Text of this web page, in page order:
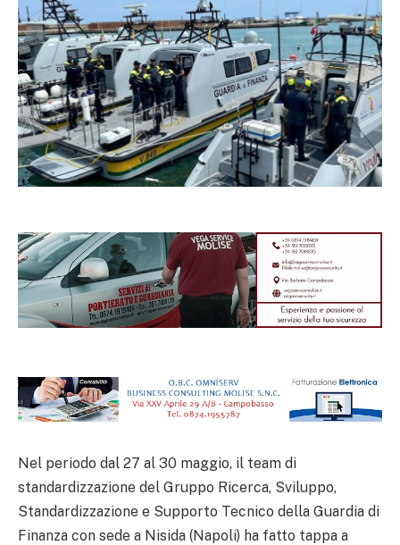
Nel periodo dal 27 al 30 maggio, il team di
standardizzazione del Gruppo Ricerca, Sviluppo,
Standardizzazione e Supporto Tecnico della Guardia di
Finanza con sede a Nisida (Napoli) ha fatto tappa a